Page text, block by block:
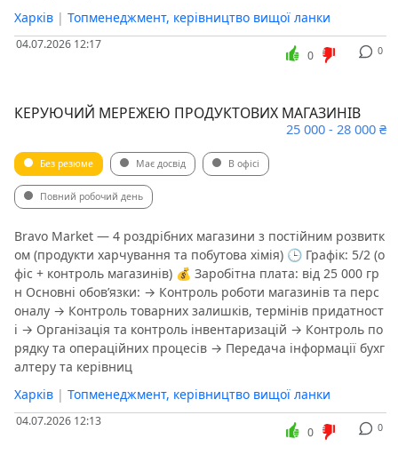
Харків | Топменеджмент, керівництво вищої ланки
04.07.2026 12:17 0
0
КЕРУЮЧИЙ МЕРЕЖЕЮ ПРОДУКТОВИХ МАГАЗИНІВ
25 000 - 28 000 ₴
Без резюме Має досвід В офісі
Повний робочий день
Bravo Market — 4 роздрібних магазини з постійним розвитк
ом (продукти харчування та побутова хімія) 🕒 Графік: 5/2 (о
фіс + контроль магазинів) 💰 Заробітна плата: від 25 000 гр
н Основні обов’язки: → Контроль роботи магазинів та перс
оналу → Контроль товарних залишків, термінів придатност
і → Організація та контроль інвентаризацій → Контроль по
рядку та операційних процесів → Передача інформації бухг
алтеру та керівниц
Харків | Топменеджмент, керівництво вищої ланки
04.07.2026 12:13 0
0